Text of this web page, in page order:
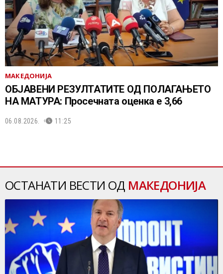
МАКЕДОНИЈА
ОБЈАВЕНИ РЕЗУЛТАТИТЕ ОД ПОЛАГАЊЕТО
НА МАТУРА: Просечната оценка е 3,66
06.08.2026. 11:25
ОСТАНАТИ ВЕСТИ ОД МАКЕДОНИЈА